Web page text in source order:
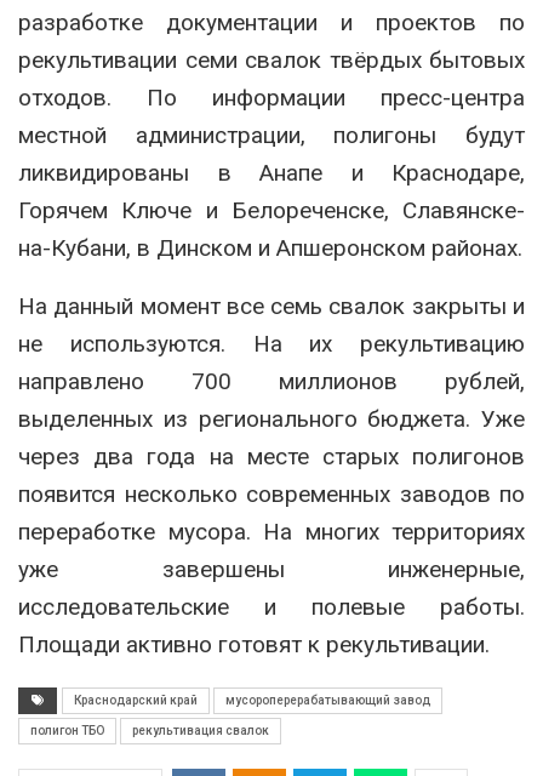
разработке документации и проектов по
рекультивации семи свалок твёрдых бытовых
отходов. По информации пресс-центра
местной администрации, полигоны будут
ликвидированы в Анапе и Краснодаре,
Горячем Ключе и Белореченске, Славянске-
на-Кубани, в Динском и Апшеронском районах.
На данный момент все семь свалок закрыты и
не используются. На их рекультивацию
направлено 700 миллионов рублей,
выделенных из регионального бюджета. Уже
через два года на месте старых полигонов
появится несколько современных заводов по
переработке мусора. На многих территориях
уже завершены инженерные,
исследовательские и полевые работы.
Площади активно готовят к рекультивации.
Краснодарский край мусороперерабатывающий завод
полигон ТБО рекультивация свалок